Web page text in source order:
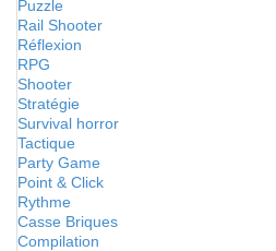
Puzzle
Rail Shooter
Réflexion
RPG
Shooter
Stratégie
Survival horror
Tactique
Party Game
Point & Click
Rythme
Casse Briques
Compilation